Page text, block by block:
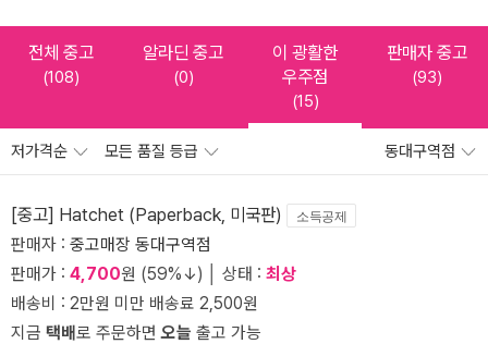
전체 중고
(108)
알라딘 중고
(0)
이 광활한
우주점
(15)
판매자 중고
(93)
저가격순 모든 품질 등급 동대구역점
[중고] Hatchet (Paperback, 미국판) 소득공제
판매자 : 중고매장 동대구역점
판매가 : 4,700원 (59%↓) │ 상태 : 최상
배송비 : 2만원 미만 배송료 2,500원
지금 택배로 주문하면오늘 출고 가능